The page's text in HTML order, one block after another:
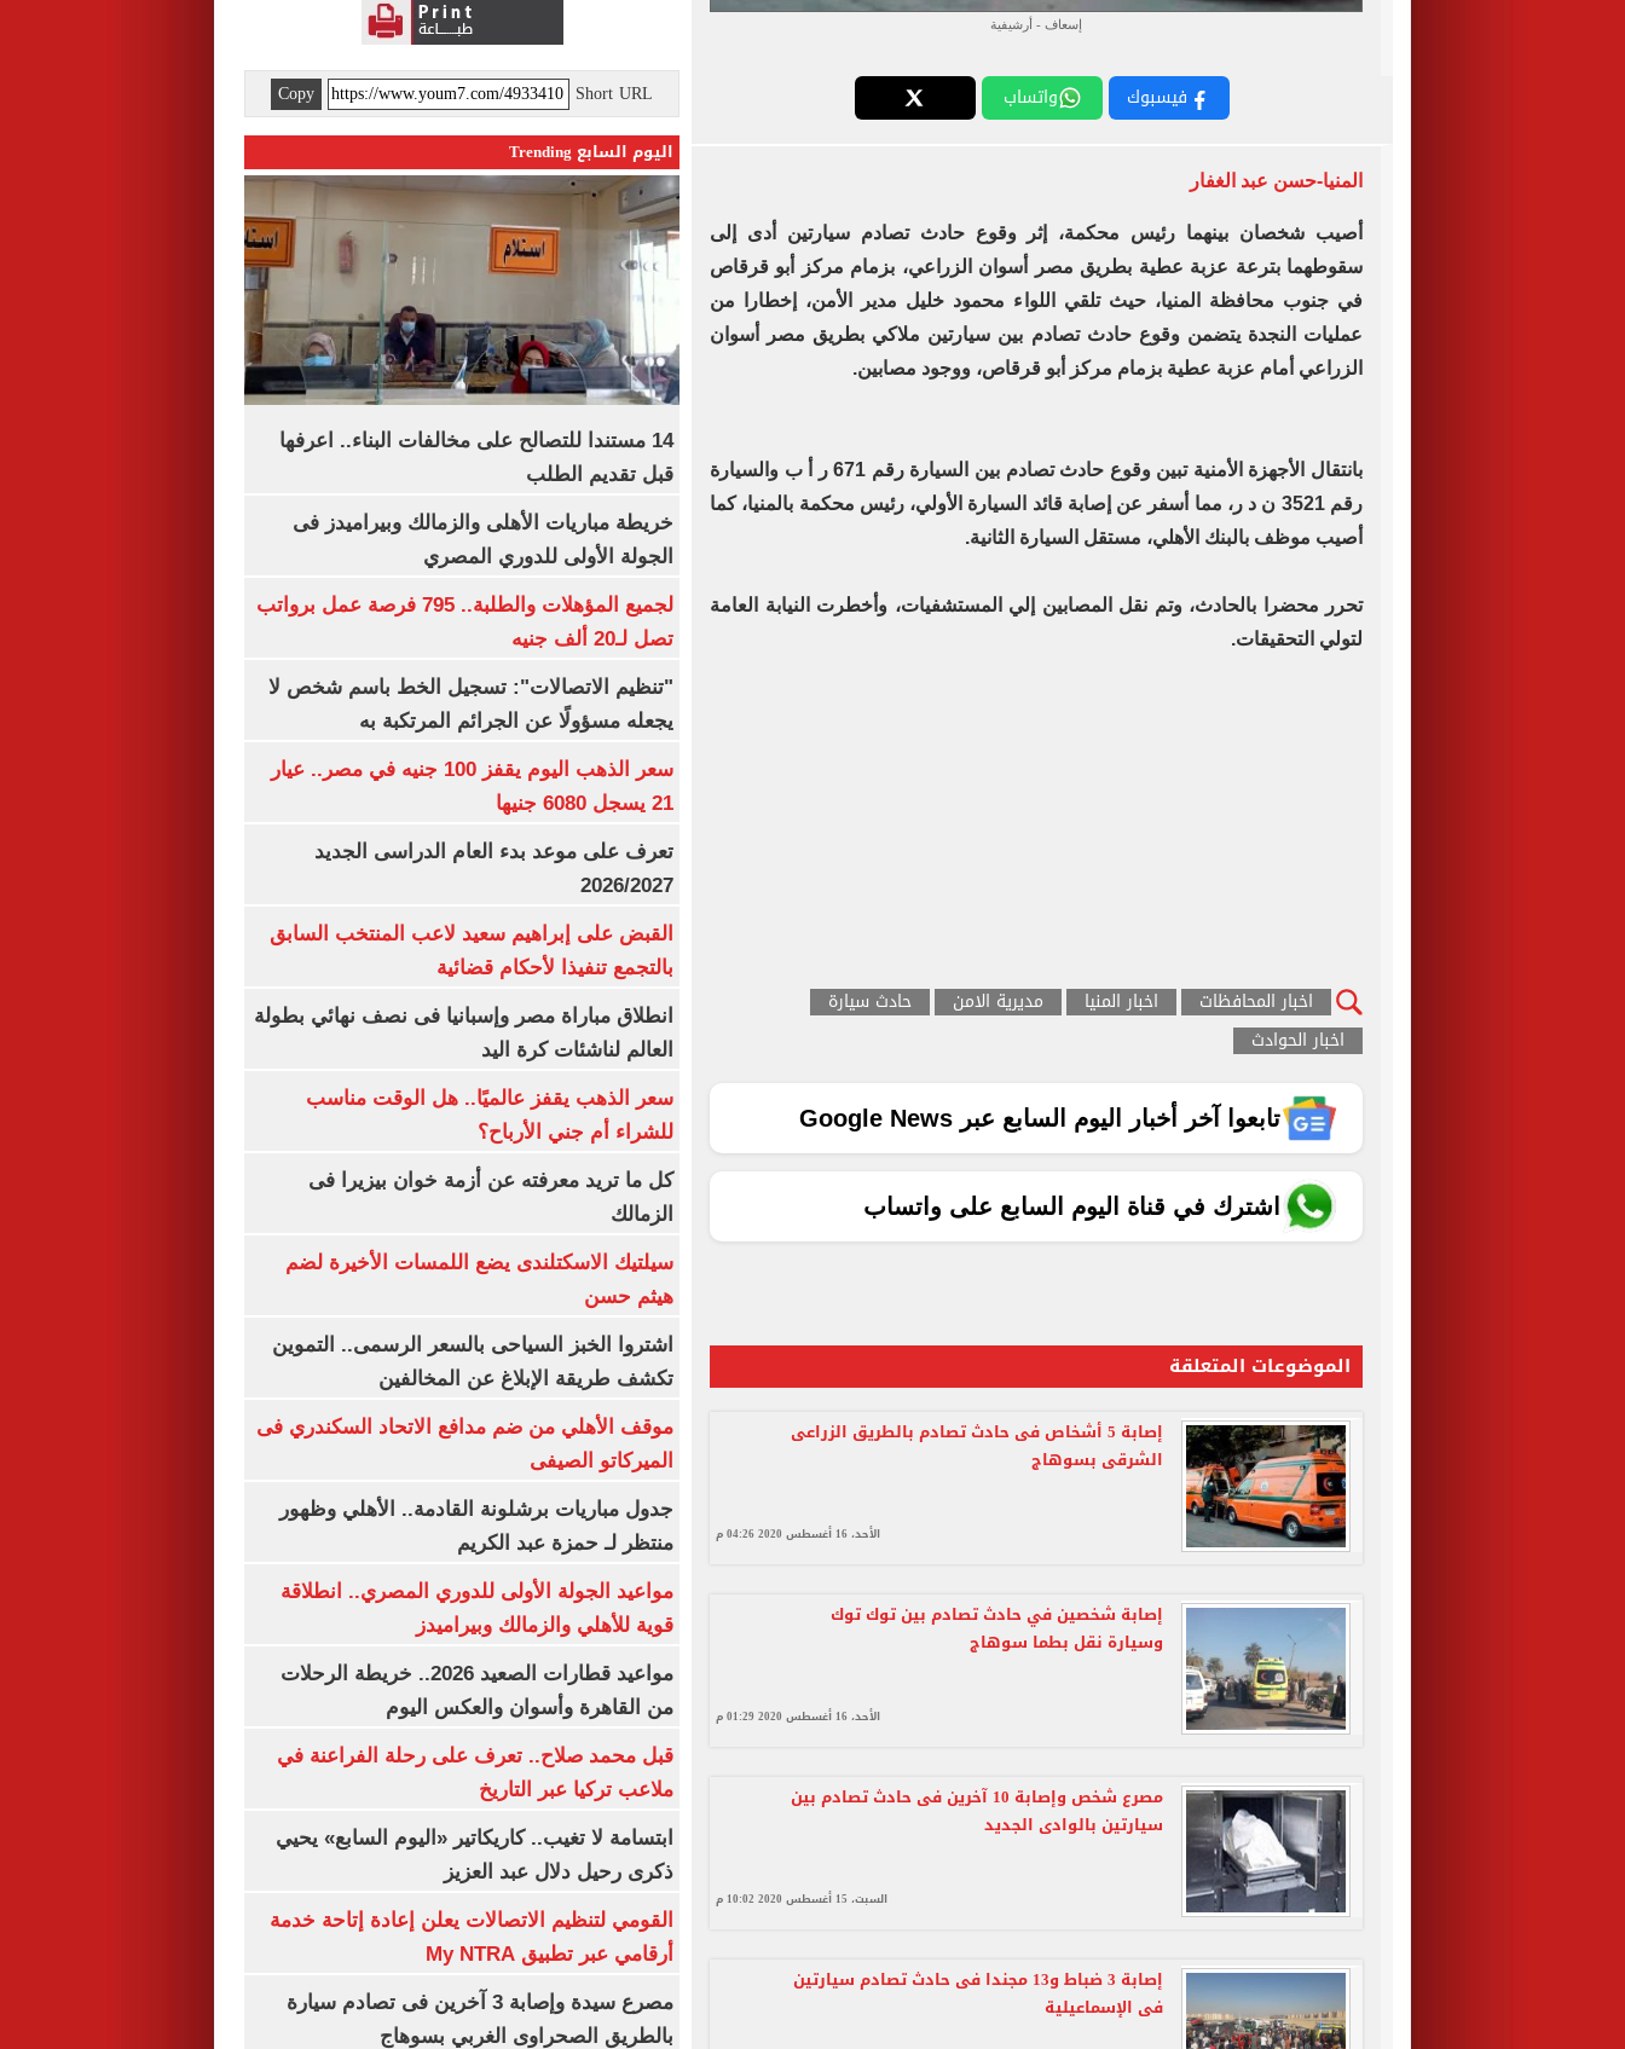
إسعاف - أرشيفية
فيسبوك واتساب
المنيا-حسن عبد الغفار
أصيب شخصان بينهما رئيس محكمة، إثر وقوع حادث تصادم سيارتين أدى إلى
سقوطهما بترعة عزبة عطية بطريق مصر أسوان الزراعي، بزمام مركز أبو قرقاص
في جنوب محافظة المنيا، حيث تلقي اللواء محمود خليل مدير الأمن، إخطارا من
عمليات النجدة يتضمن وقوع حادث تصادم بين سيارتين ملاكي بطريق مصر أسوان
الزراعي أمام عزبة عطية بزمام مركز أبو قرقاص، ووجود مصابين.
بانتقال الأجهزة الأمنية تبين وقوع حادث تصادم بين السيارة رقم 671 ر أ ب والسيارة
رقم 3521 ن د ر، مما أسفر عن إصابة قائد السيارة الأولي، رئيس محكمة بالمنيا، كما
أصيب موظف بالبنك الأهلي، مستقل السيارة الثانية.
تحرر محضرا بالحادث، وتم نقل المصابين إلي المستشفيات، وأخطرت النيابة العامة
لتولي التحقيقات.
اخبار المحافظات اخبار المنيا مديرية الامن
حادث سيارة
اخبار الحوادث
تابعوا آخر أخبار اليوم السابع عبر Google News
اشترك في قناة اليوم السابع على واتساب
الموضوعات المتعلقة
إصابة 5 أشخاص فى حادث تصادم بالطريق الزراعى
الشرقى بسوهاج
الأحد، 16 أغسطس 2020 04:26 م
إصابة شخصين في حادث تصادم بين توك توك
وسيارة نقل بطما سوهاج
الأحد، 16 أغسطس 2020 01:29 م
مصرع شخص وإصابة 10 آخرين فى حادث تصادم بين
سيارتين بالوادى الجديد
السبت، 15 أغسطس 2020 10:02 م
إصابة 3 ضباط و13 مجندا فى حادث تصادم سيارتين
فى الإسماعيلية
Short URL
Copy
اليوم السابع Trending
14 مستندا للتصالح على مخالفات البناء.. اعرفها
قبل تقديم الطلب
خريطة مباريات الأهلى والزمالك وبيراميدز فى
الجولة الأولى للدوري المصري
لجميع المؤهلات والطلبة.. 795 فرصة عمل برواتب
تصل لـ20 ألف جنيه
"تنظيم الاتصالات": تسجيل الخط باسم شخص لا
يجعله مسؤولًا عن الجرائم المرتكبة به
سعر الذهب اليوم يقفز 100 جنيه في مصر.. عيار
21 يسجل 6080 جنيها
تعرف على موعد بدء العام الدراسى الجديد
2026/2027
القبض على إبراهيم سعيد لاعب المنتخب السابق
بالتجمع تنفيذا لأحكام قضائية
انطلاق مباراة مصر وإسبانيا فى نصف نهائي بطولة
العالم لناشئات كرة اليد
سعر الذهب يقفز عالميًا.. هل الوقت مناسب
للشراء أم جني الأرباح؟
كل ما تريد معرفته عن أزمة خوان بيزيرا فى
الزمالك
سيلتيك الاسكتلندى يضع اللمسات الأخيرة لضم
هيثم حسن
اشتروا الخبز السياحى بالسعر الرسمى.. التموين
تكشف طريقة الإبلاغ عن المخالفين
موقف الأهلي من ضم مدافع الاتحاد السكندري فى
الميركاتو الصيفى
جدول مباريات برشلونة القادمة.. الأهلي وظهور
منتظر لـ حمزة عبد الكريم
مواعيد الجولة الأولى للدوري المصري.. انطلاقة
قوية للأهلي والزمالك وبيراميدز
مواعيد قطارات الصعيد 2026.. خريطة الرحلات
من القاهرة وأسوان والعكس اليوم
قبل محمد صلاح.. تعرف على رحلة الفراعنة في
ملاعب تركيا عبر التاريخ
ابتسامة لا تغيب.. كاريكاتير «اليوم السابع» يحيي
ذكرى رحيل دلال عبد العزيز
القومي لتنظيم الاتصالات يعلن إعادة إتاحة خدمة
أرقامي عبر تطبيق My NTRA
مصرع سيدة وإصابة 3 آخرين فى تصادم سيارة
بالطريق الصحراوى الغربي بسوهاج